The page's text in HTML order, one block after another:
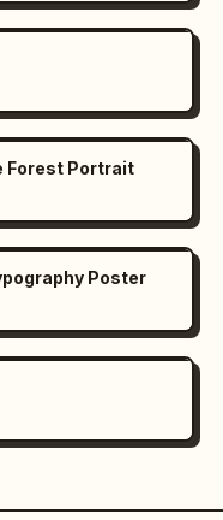
Forest Portrait
Poster